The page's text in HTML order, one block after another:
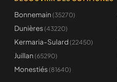
Bonnemain (35270)
Dunières (43220)
Kermaria-Sulard (22450)
Juillan (65290)
Monestiés (81640)